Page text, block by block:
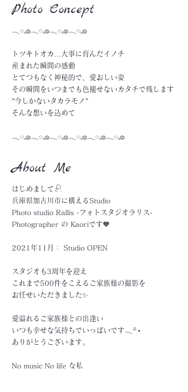
Photo Concept
𓂃◌𓈒𓐍𓂃◌𓈒𓐍𓂃◌𓈒𓐍𓂃◌𓈒𓐍
トツキトオカ…大事に育んだイノチ
産まれた瞬間の感動
とてつもなく神秘的で、愛おしい姿
その瞬間をいつまでも色褪せないカタチで残します
”今しかないタカラモノ”
そんな想いを込めて
𓂃◌𓈒𓐍𓂃◌𓈒𓐍𓂃◌𓈒𓐍𓂃◌𓈒𓐍𓂃◌𓈒𓐍𓂃◌𓈒𓐍
About Me
はじめまして‎‪𓍯 ‬
兵庫県加古川市に構えるStudio
Photo studio Rallis -フォトスタジオラリス-
Photographer の Kaoriです‪🧡‬‪
2021年11月： Studio OPEN
スタジオも3周年を迎え
これまで500件をこえるご家族様の撮影を
お任せいただきました✨
愛溢れるご家族様との出逢い
いつも幸せな気持ちでいっぱいです𓂃꙳⋆
ありがとうございます。
No music No life な私